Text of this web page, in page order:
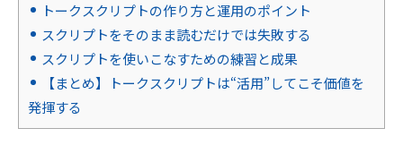
トークスクリプトの作り方と運用のポイント
スクリプトをそのまま読むだけでは失敗する
スクリプトを使いこなすための練習と成果
【まとめ】トークスクリプトは“活用”してこそ価値を
発揮する